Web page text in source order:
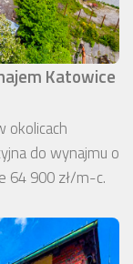
Katowice
okolicach
do wynajmu o
64 900 zł/m-c.